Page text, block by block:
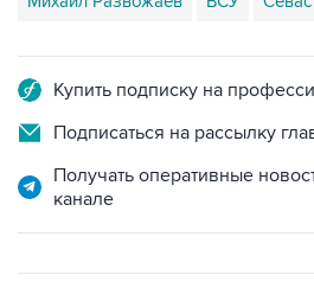
Купить подписку на
Подписаться на рассылку
Получать оперативные
канале